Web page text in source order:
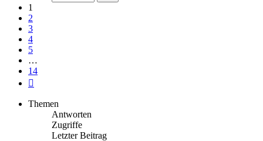
1
2
3
4
5
…
14
Themen
Antworten
Zugriffe
Letzter Beitrag